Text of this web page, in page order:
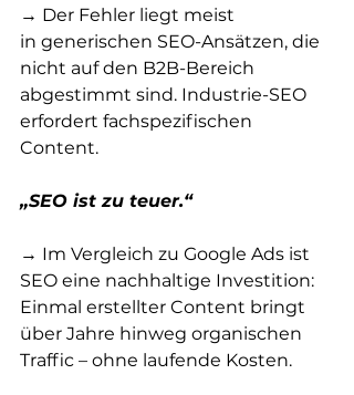
→ Der Fehler liegt meist
in generischen SEO-Ansätzen, die
nicht auf den B2B-Bereich
abgestimmt sind. Industrie-SEO
erfordert fachspezifischen
Content.
„SEO ist zu teuer.“
→ Im Vergleich zu Google Ads ist
SEO eine nachhaltige Investition:
Einmal erstellter Content bringt
über Jahre hinweg organischen
Traffic – ohne laufende Kosten.